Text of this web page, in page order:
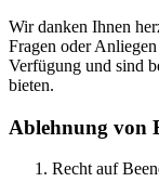
Wir danken Ihnen
Fragen oder
Verfügung und sind
bieten.
Ablehnung von
Recht auf